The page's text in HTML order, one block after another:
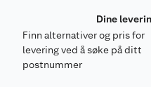
Dine
Finn alternativer og pris for
levering ved å søke på ditt
postnummer